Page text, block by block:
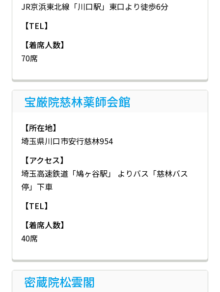
JR京浜東北線「川口駅」東口より徒歩6分
【TEL】
【着席人数】
70席
宝厳院慈林薬師会館
【所在地】
埼玉県川口市安行慈林954
【アクセス】
埼玉高速鉄道「鳩ヶ谷駅」 よりバス「慈林バス
停」下車
【TEL】
【着席人数】
40席
密蔵院松雲閣